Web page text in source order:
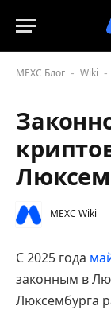
MEXC Блог - Wiki -
MEXC Wiki
С 2025 года
законным в
Люксембурга